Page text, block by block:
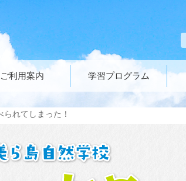
ご利用案内 学習プログラム
れてしまった！